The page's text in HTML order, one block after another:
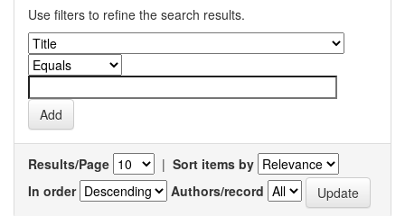
Use filters to refine the search results.
Results/Page | Sort items by
In order
Authors/record